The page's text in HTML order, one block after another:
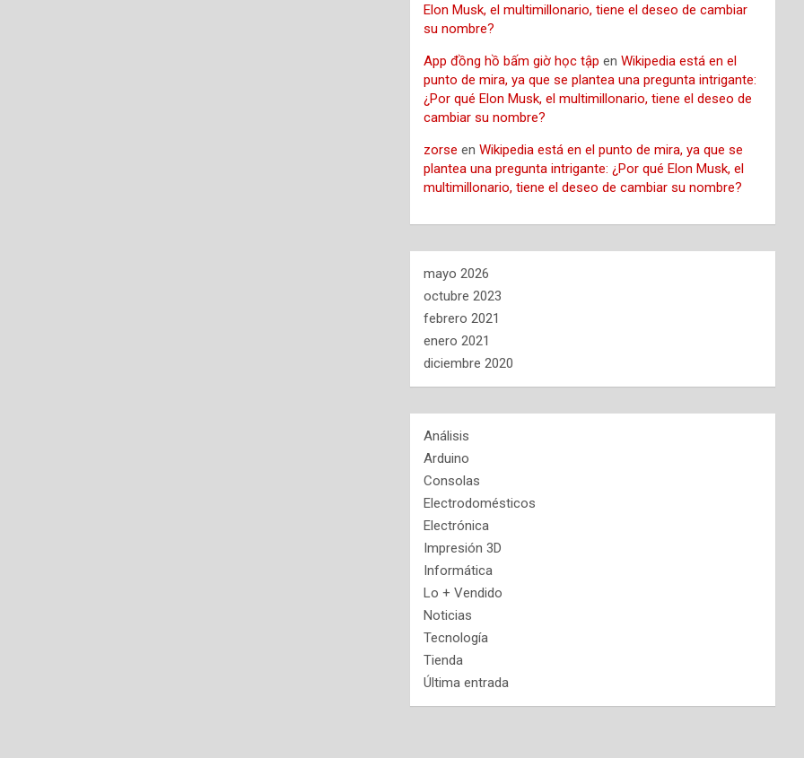
Elon Musk, el multimillonario, tiene el deseo de cambiar
su nombre?
App đồng hồ bấm giờ học tập enWikipedia está en el
punto de mira, ya que se plantea una pregunta intrigante:
¿Por qué Elon Musk, el multimillonario, tiene el deseo de
cambiar su nombre?
zorse enWikipedia está en el punto de mira, ya que se
plantea una pregunta intrigante: ¿Por qué Elon Musk, el
multimillonario, tiene el deseo de cambiar su nombre?
mayo 2026
octubre 2023
febrero 2021
enero 2021
diciembre 2020
Análisis
Arduino
Consolas
Electrodomésticos
Electrónica
Impresión 3D
Informática
Lo + Vendido
Noticias
Tecnología
Tienda
Última entrada